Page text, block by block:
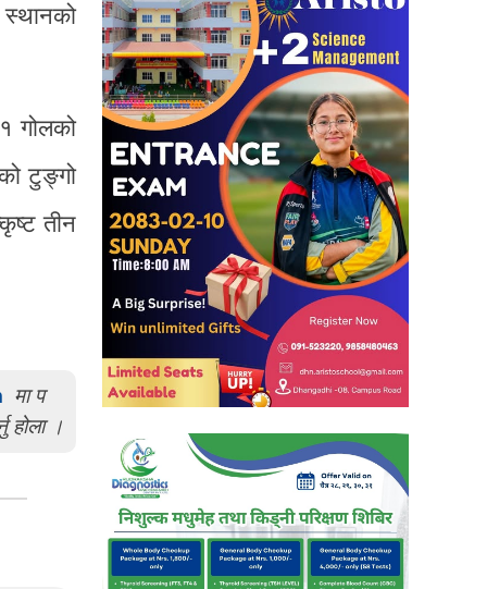
स्थानको
गोलको
टुङ्गो
तीन
मा प
होला ।